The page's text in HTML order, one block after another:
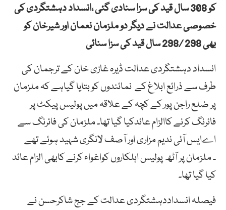
کو 308 سال قید کی سزا سنادی گئی ،انسداد دہشتگردی کی
خصوصی عدالت نے دیگر دو ملزمان نعمان اور شیرخان کو
بھی 298 /298 سال قید کی سزا سنائی
انسداد دہشتگردی عدالت ڈیرہ غازی خان کے ترجمان کی
طرف سے ذرائع ابلاغ کے نمائندوں کو بتایا گیاہے کہ ملزمان
پر ضلع راجن پور کے کچہ کے علاقہ میں پولیس پیکٹ پر
فائرنگ کرنے کاالزام عائدکیا گیا تھا۔ ملزمان کی فائرنگ سے
اےایس آئی ندیم مزاری اور آصف لانگری شہید ہوئے تھے
۔ ملزمان پر آٹھ پولیس اہلکاروں کواغواء کرنے کابھی الزام عائد
کیا گیا تھا۔
فیصلہ انسداددہشتگردی عدالت کے جج شاکرحسن نے